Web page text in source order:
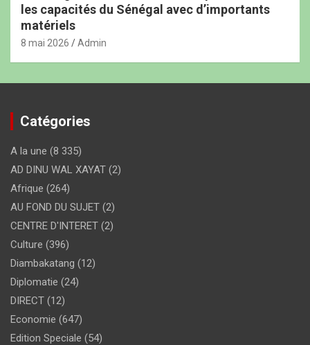
les capacités du Sénégal avec d’importants
matériels
8 mai 2026 Admin
Catégories
A la une (8 335)
AD DINU WAL XAYAT (2)
Afrique (264)
AU FOND DU SUJET (2)
CENTRE D'INTERET (2)
Culture (396)
Diambakatang (12)
Diplomatie (24)
DIRECT (12)
Economie (647)
Edition Speciale (54)